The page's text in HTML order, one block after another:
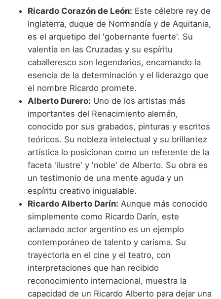
Ricardo Corazón de León: Este célebre rey de
Inglaterra, duque de Normandía y de Aquitania,
es el arquetipo del 'gobernante fuerte'. Su
valentía en las Cruzadas y su espíritu
caballeresco son legendarios, encarnando la
esencia de la determinación y el liderazgo que
el nombre Ricardo promete.
Alberto Durero: Uno de los artistas más
importantes del Renacimiento alemán,
conocido por sus grabados, pinturas y escritos
teóricos. Su nobleza intelectual y su brillantez
artística lo posicionan como un referente de la
faceta 'ilustre' y 'noble' de Alberto. Su obra es
un testimonio de una mente aguda y un
espíritu creativo inigualable.
Ricardo Alberto Darín: Aunque más conocido
simplemente como Ricardo Darín, este
aclamado actor argentino es un ejemplo
contemporáneo de talento y carisma. Su
trayectoria en el cine y el teatro, con
interpretaciones que han recibido
reconocimiento internacional, muestra la
capacidad de un Ricardo Alberto para dejar una